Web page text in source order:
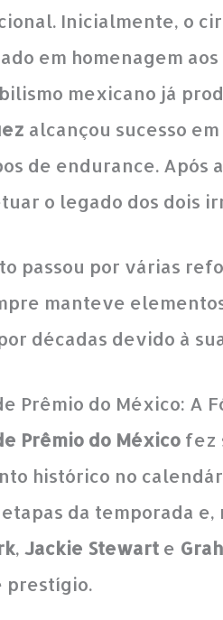
Inicialmente, o
em homenagem
mexicano já
alcançou sucesso
de endurance. Após
o legado dos dois
passou por várias
manteve
décadas devido à
Prêmio do México: A
Prêmio do México fez
histórico no
da temporada
,Jackie Stewart e
prestígio.